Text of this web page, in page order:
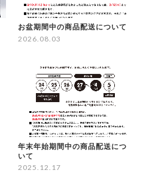
お盆期間中の商品配送について
2026.08.03
年末年始期間中の商品配送につ
いて
2025.12.17